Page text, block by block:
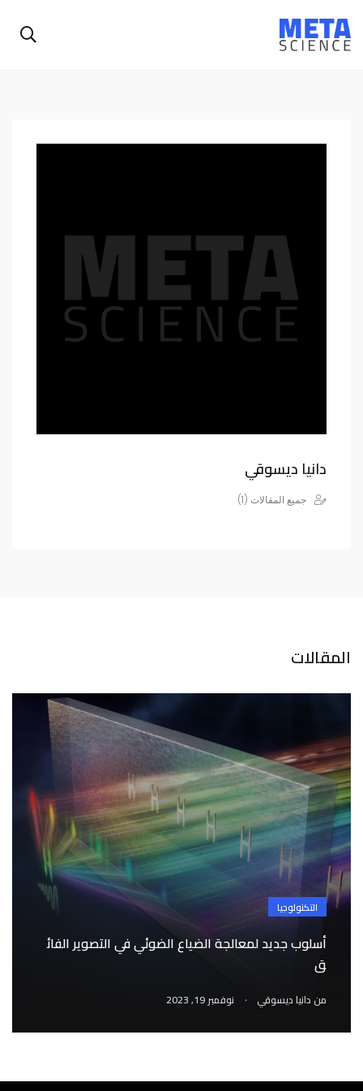
دانيا ديسوقي
جميع المقالات (1)
المقالات
التكنولوجيا
أسلوب جديد لمعالجة الضياع الضوئي في التصوير الفائ
ق
من دانيا ديسوقي . نوفمبر 19, 2023